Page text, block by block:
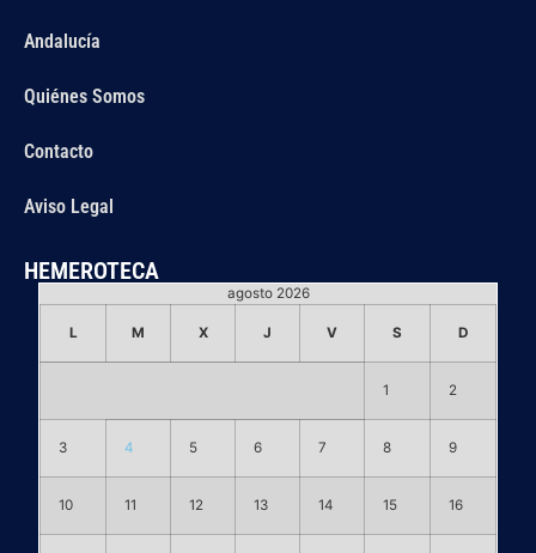
Andalucía
Quiénes Somos
Contacto
Aviso Legal
HEMEROTECA
agosto 2026
L M X J V S D
1 2
3 4 5 6 7 8 9
10 11 12 13 14 15 16